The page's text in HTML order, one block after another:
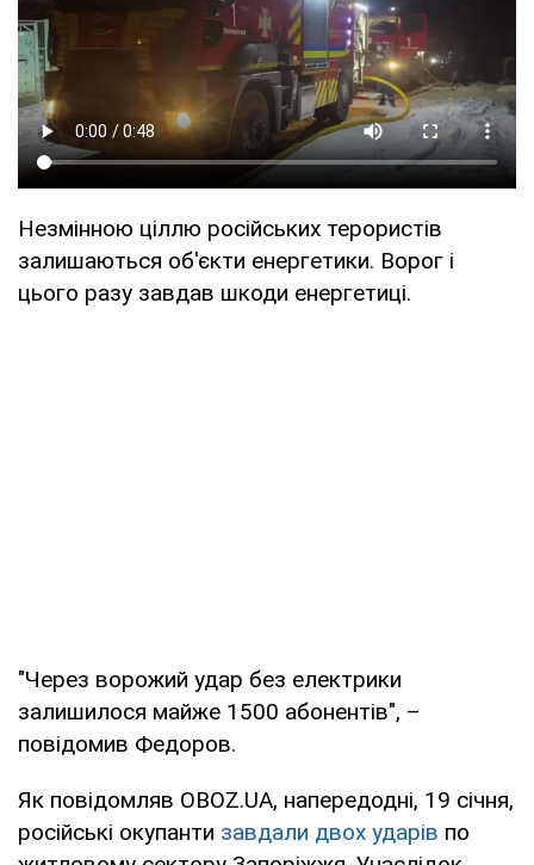
Незмінною ціллю російських терористів
залишаються об'єкти енергетики. Ворог і
цього разу завдав шкоди енергетиці.
"Через ворожий удар без електрики
залишилося майже 1500 абонентів", –
повідомив Федоров.
Як повідомляв OBOZ.UA, напередодні, 19 січня,
російські окупанти завдали двох ударів по